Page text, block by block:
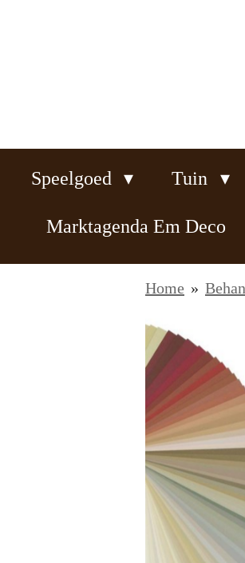
Speelgoed Tuin
Marktagenda Em Deco
Home »